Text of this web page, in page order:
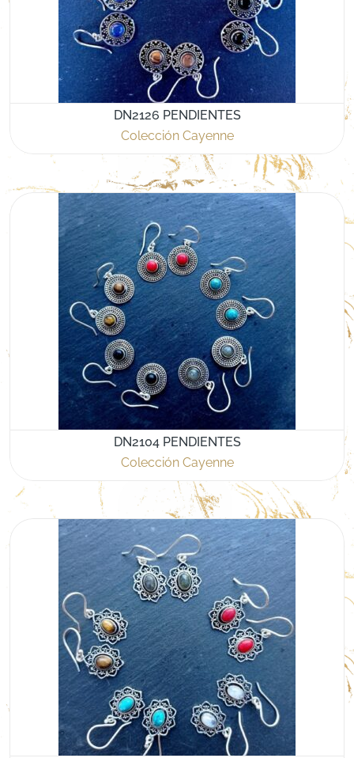
DN2126 PENDIENTES
Colección Cayenne
DN2104 PENDIENTES
Colección Cayenne